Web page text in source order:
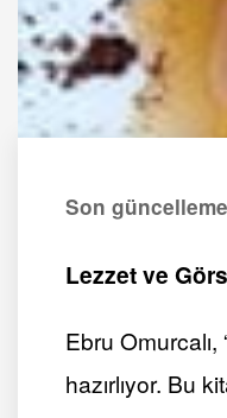
Son
Lezzet ve
Ebru Omurcalı,
hazırlıyor. Bu